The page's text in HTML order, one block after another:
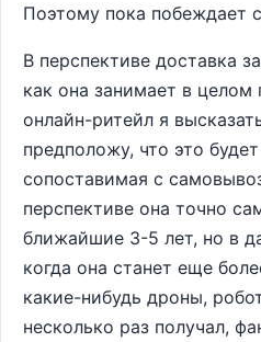
Поэтому пока побеждает
В перспективе доставка
как она занимает в целом
онлайн-ритейл я
предположу, что это
сопоставимая с
перспективе она точно
ближайшие 3-5 лет, но в
когда она станет еще
какие-нибудь дроны,
несколько раз получал,